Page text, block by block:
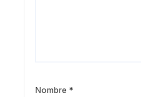
Nombre *